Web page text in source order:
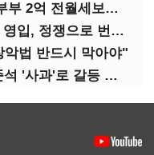
원희룡, 청년에 1억5천·신혼부부 2억 전월세보증금 대출 공약
윤석열 캠프 측 "퇴직 경찰관 영입, 정쟁으로 번져…사죄"
법 반드시 막아야"
(영상)혼란의 국민의힘…이준석 '사과'로 갈등 수습하나